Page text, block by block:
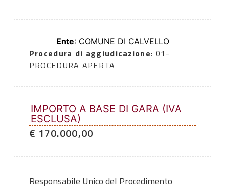
Ente: COMUNE DI CALVELLO
Procedura di aggiudicazione: 01-
PROCEDURA APERTA
IMPORTO A BASE DI GARA (IVA
ESCLUSA)
€ 170.000,00
Responsabile Unico del Procedimento